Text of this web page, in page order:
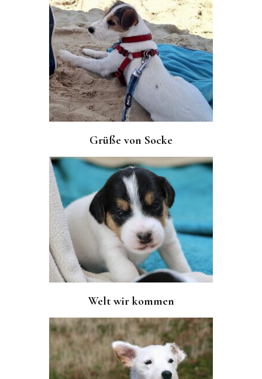
Grüße von Socke
Welt wir kommen